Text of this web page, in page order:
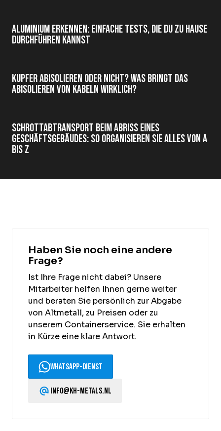
Aluminium erkennen: einfache Tests, die du zu Hause
durchführen kannst
Kupfer abisolieren oder nicht? Was bringt das
Abisolieren von Kabeln wirklich?
Schrottabtransport beim Abriss eines
Geschäftsgebäudes: So organisieren Sie alles von A
bis Z
Haben Sie noch eine andere
Frage?
Ist Ihre Frage nicht dabei? Unsere
Mitarbeiter helfen Ihnen gerne weiter
und beraten Sie persönlich zur Abgabe
von Altmetall, zu Preisen oder zu
unserem Containerservice. Sie erhalten
in Kürze eine klare Antwort.
WhatsApp-Dienst
info@kh-metals.nl